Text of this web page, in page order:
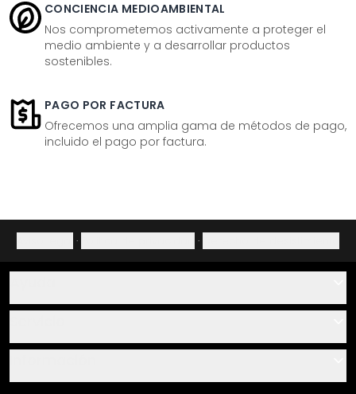
CONCIENCIA MEDIOAMBIENTAL
Nos comprometemos activamente a proteger el
medio ambiente y a desarrollar productos
sostenibles.
PAGO POR FACTURA
Ofrecemos una amplia gama de métodos de pago,
incluido el pago por factura.
· ·
Sobre nosotros
Resumen de materiales